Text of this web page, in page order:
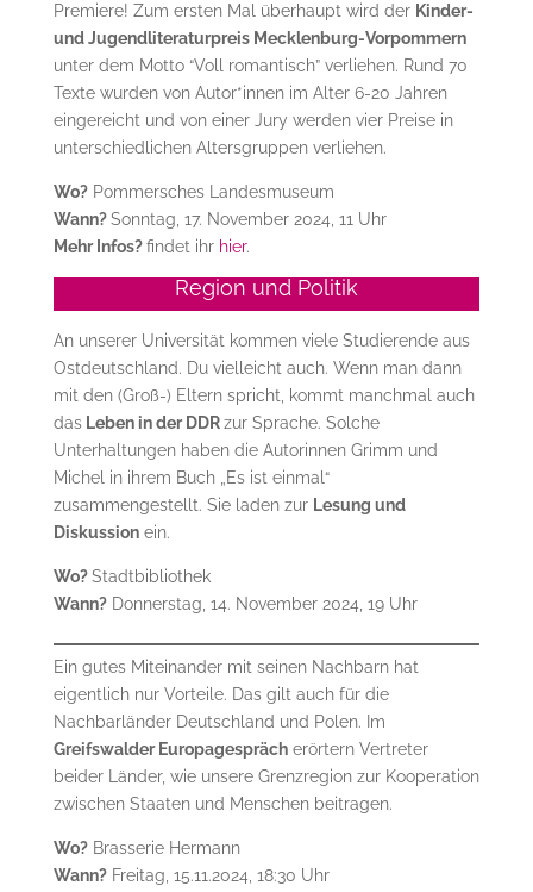
Premiere! Zum ersten Mal überhaupt wird der Kinder-
und Jugendliteraturpreis Mecklenburg-Vorpommern
unter dem Motto “Voll romantisch” verliehen. Rund 70
Texte wurden von Autor*innen im Alter 6-20 Jahren
eingereicht und von einer Jury werden vier Preise in
unterschiedlichen Altersgruppen verliehen.
Wo?Pommersches Landesmuseum
Wann?Sonntag, 17. November 2024, 11 Uhr
Mehr Infos?findet ihr hier.
Region und Politik
An unserer Universität kommen viele Studierende aus
Ostdeutschland. Du vielleicht auch. Wenn man dann
mit den (Groß-) Eltern spricht, kommt manchmal auch
dasLeben in der DDRzur Sprache. Solche
Unterhaltungen haben die Autorinnen Grimm und
Michel in ihrem Buch „Es ist einmal“
zusammengestellt. Sie laden zur Lesung und
Diskussionein.
Wo?Stadtbibliothek
Wann?Donnerstag, 14. November 2024, 19 Uhr
Ein gutes Miteinander mit seinen Nachbarn hat
eigentlich nur Vorteile. Das gilt auch für die
Nachbarländer Deutschland und Polen. Im
Greifswalder Europagesprächerörtern Vertreter
beider Länder, wie unsere Grenzregion zur Kooperation
zwischen Staaten und Menschen beitragen.
Wo?Brasserie Hermann
Wann?Freitag, 15.11.2024, 18:30 Uhr